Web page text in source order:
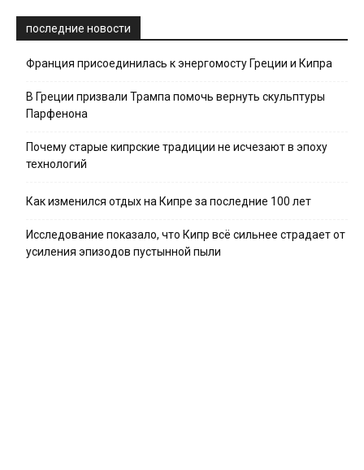
последние новости
Франция присоединилась к энергомосту Греции и Кипра
В Греции призвали Трампа помочь вернуть скульптуры
Парфенона
Почему старые кипрские традиции не исчезают в эпоху
технологий
Как изменился отдых на Кипре за последние 100 лет
Исследование показало, что Кипр всё сильнее страдает от
усиления эпизодов пустынной пыли